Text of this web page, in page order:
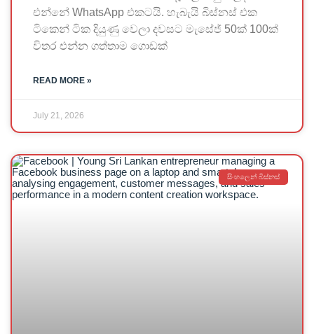
එන්නේ WhatsApp එකටයි. හැබැයි බිස්නස් එක
ටිකෙන් ටික දියුණු වෙලා දවසට මැසේජ් 50ක් 100ක්
විතර එන්න ගත්තාම ගොඩක්
READ MORE »
July 21, 2026
සිංහලෙන් බිස්නස්